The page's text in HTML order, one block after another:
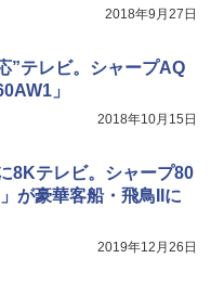
2018年9月27日
”テレビ。シャープAQ
」
2018年10月15日
8Kテレビ。シャープ80
が豪華客船・飛鳥IIに
2019年12月26日